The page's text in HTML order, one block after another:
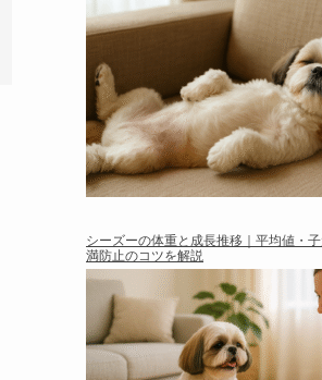
シーズーの体重と成長推移｜平均値・
満防止のコツを解説